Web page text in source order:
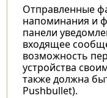
Отправленные
напоминания и
панели
входящее
возможность
устройства
также должна
Pushbullet).